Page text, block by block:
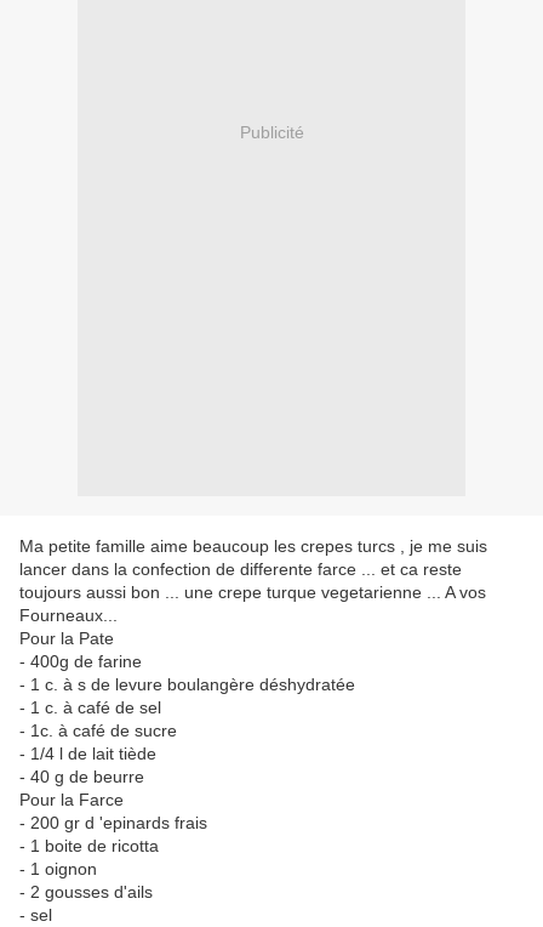
Publicité
Ma petite famille aime beaucoup les crepes turcs , je me suis
lancer dans la confection de differente farce ... et ca reste
toujours aussi bon ... une crepe turque vegetarienne ... A vos
Fourneaux...
Pour la Pate
- 400g de farine
- 1 c. à s de levure boulangère déshydratée
- 1 c. à café de sel
- 1c. à café de sucre
- 1/4 l de lait tiède
- 40 g de beurre
Pour la Farce
- 200 gr d 'epinards frais
- 1 boite de ricotta
- 1 oignon
- 2 gousses d'ails
- sel